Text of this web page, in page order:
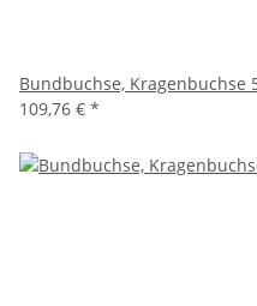
Bundbuchse, Kragenbuchse
109,76 € *